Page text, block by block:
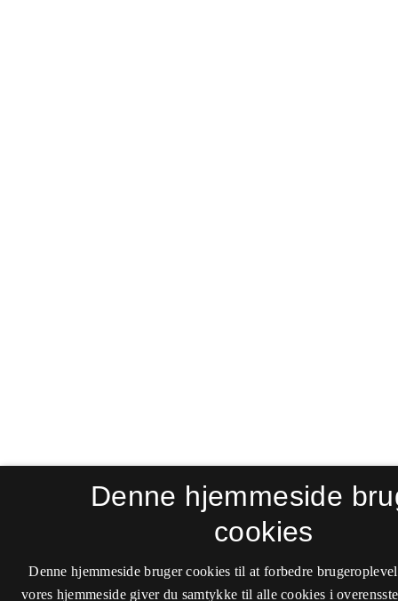
Denne hjemmeside
cookies
Denne hjemmeside bruger cookies til at forbedre
vores hjemmeside giver du samtykke til alle cookies i